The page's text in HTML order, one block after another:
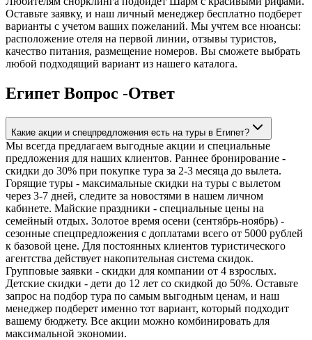
Оставьте заявку, и наш личный менеджер бесплатно подберет
варианты с учетом ваших пожеланий. Мы учтем все нюансы:
расположение отеля на первой линии, отзывы туристов,
качество питания, размещение номеров. Вы сможете выбрать
любой подходящий вариант из нашего каталога.
Египет Вопрос -Ответ
Какие акции и спецпредложения есть на туры в Египет?
Мы всегда предлагаем выгодные акции и специальные
предложения для наших клиентов. Раннее бронирование -
скидки до 30% при покупке тура за 2-3 месяца до вылета.
Горящие туры - максимальные скидки на туры с вылетом
через 3-7 дней, следите за новостями в нашем личном
кабинете. Майские праздники - специальные цены на
семейный отдых. Золотое время осени (сентябрь-ноябрь) -
сезонные спецпредложения с доплатами всего от 5000 рублей
к базовой цене. Для постоянных клиентов туристического
агентства действует накопительная система скидок.
Групповые заявки - скидки для компании от 4 взрослых.
Детские скидки - дети до 12 лет со скидкой до 50%. Оставьте
запрос на подбор тура по самым выгодным ценам, и наш
менеджер подберет именно тот вариант, который подходит
вашему бюджету. Все акции можно комбинировать для
максимальной экономии.